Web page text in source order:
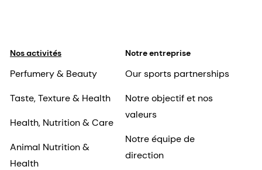
Nos activités
Perfumery & Beauty
Taste, Texture & Health
Health, Nutrition & Care
Animal Nutrition &
Health
Notre entreprise
Our sports partnerships
Notre objectif et nos
valeurs
Notre équipe de
direction